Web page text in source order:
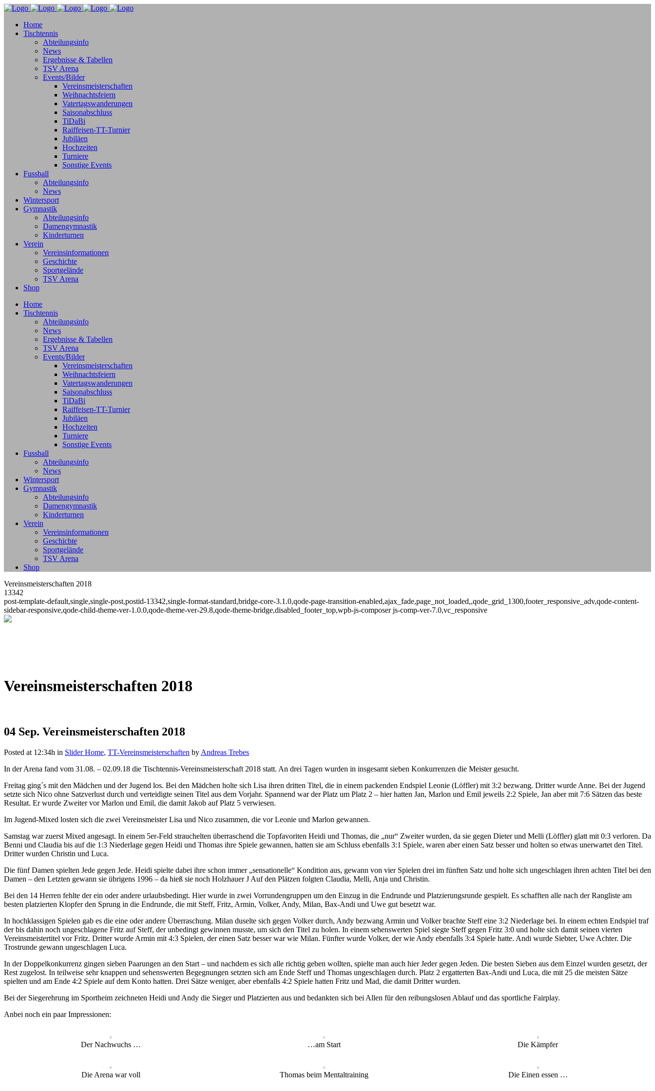
Home
Tischtennis
Abteilungsinfo
News
Ergebnisse & Tabellen
TSV Arena
Events/Bilder
Vereinsmeisterschaften
Weihnachtsfeiern
Vatertagswanderungen
Saisonabschluss
TiDaBi
Raiffeisen-TT-Turnier
Jubiläen
Hochzeiten
Turniere
Sonstige Events
Fussball
Abteilungsinfo
News
Wintersport
Gymnastik
Abteilungsinfo
Damengymnastik
Kinderturnen
Verein
Vereinsinformationen
Geschichte
Sportgelände
TSV Arena
Shop
Home
Tischtennis
Abteilungsinfo
News
Ergebnisse & Tabellen
TSV Arena
Events/Bilder
Vereinsmeisterschaften
Weihnachtsfeiern
Vatertagswanderungen
Saisonabschluss
TiDaBi
Raiffeisen-TT-Turnier
Jubiläen
Hochzeiten
Turniere
Sonstige Events
Fussball
Abteilungsinfo
News
Wintersport
Gymnastik
Abteilungsinfo
Damengymnastik
Kinderturnen
Verein
Vereinsinformationen
Geschichte
Sportgelände
TSV Arena
Shop
Vereinsmeisterschaften 2018
13342
post-template-default,single,single-post,postid-13342,single-format-standard,bridge-core-3.1.0,qode-page-transition-enabled,ajax_fade,page_not_loaded,,qode_grid_1300,footer_responsive_adv,qode-content-
sidebar-responsive,qode-child-theme-ver-1.0.0,qode-theme-ver-29.8,qode-theme-bridge,disabled_footer_top,wpb-js-composer js-comp-ver-7.0,vc_responsive
Vereinsmeisterschaften 2018
04 Sep. Vereinsmeisterschaften 2018
Posted at 12:34h in Slider Home, TT-Vereinsmeisterschaften by Andreas Trebes
In der Arena fand vom 31.08. – 02.09.18 die Tischtennis-Vereinsmeisterschaft 2018 statt. An drei Tagen wurden in insgesamt sieben Konkurrenzen die Meister gesucht.
Freitag ging´s mit den Mädchen und der Jugend los. Bei den Mädchen holte sich Lisa ihren dritten Titel, die in einem packenden Endspiel Leonie (Löffler) mit 3:2 bezwang. Dritter wurde Anne. Bei der Jugend
setzte sich Nico ohne Satzverlust durch und verteidigte seinen Titel aus dem Vorjahr. Spannend war der Platz um Platz 2 – hier hatten Jan, Marlon und Emil jeweils 2:2 Spiele, Jan aber mit 7:6 Sätzen das beste
Resultat. Er wurde Zweiter vor Marlon und Emil, die damit Jakob auf Platz 5 verwiesen.
Im Jugend-Mixed losten sich die zwei Vereinsmeister Lisa und Nico zusammen, die vor Leonie und Marlon gewannen.
Samstag war zuerst Mixed angesagt. In einem 5er-Feld strauchelten überraschend die Topfavoriten Heidi und Thomas, die „nur“ Zweiter wurden, da sie gegen Dieter und Melli (Löffler) glatt mit 0:3 verloren. Da
Benni und Claudia bis auf die 1:3 Niederlage gegen Heidi und Thomas ihre Spiele gewannen, hatten sie am Schluss ebenfalls 3:1 Spiele, waren aber einen Satz besser und holten so etwas unerwartet den Titel.
Dritter wurden Christin und Luca.
Die fünf Damen spielten Jede gegen Jede. Heidi spielte dabei ihre schon immer „sensationelle“ Kondition aus, gewann von vier Spielen drei im fünften Satz und holte sich ungeschlagen ihren achten Titel bei den
Damen – den Letzten gewann sie übrigens 1996 – da hieß sie noch Holzhauer J Auf den Plätzen folgten Claudia, Melli, Anja und Christin.
Bei den 14 Herren fehlte der ein oder andere urlaubsbedingt. Hier wurde in zwei Vorrundengruppen um den Einzug in die Endrunde und Platzierungsrunde gespielt. Es schafften alle nach der Rangliste am
besten platzierten Klopfer den Sprung in die Endrunde, die mit Steff, Fritz, Armin, Volker, Andy, Milan, Bax-Andi und Uwe gut besetzt war.
In hochklassigen Spielen gab es die eine oder andere Überraschung. Milan duselte sich gegen Volker durch, Andy bezwang Armin und Volker brachte Steff eine 3:2 Niederlage bei. In einem echten Endspiel traf
der bis dahin noch ungeschlagene Fritz auf Steff, der unbedingt gewinnen musste, um sich den Titel zu holen. In einem sehenswerten Spiel siegte Steff gegen Fritz 3:0 und holte sich damit seinen vierten
Vereinsmeistertitel vor Fritz. Dritter wurde Armin mit 4:3 Spielen, der einen Satz besser war wie Milan. Fünfter wurde Volker, der wie Andy ebenfalls 3:4 Spiele hatte. Andi wurde Siebter, Uwe Achter. Die
Trostrunde gewann ungeschlagen Luca.
In der Doppelkonkurrenz gingen sieben Paarungen an den Start – und nachdem es sich alle richtig geben wollten, spielte man auch hier Jeder gegen Jeden. Die besten Sieben aus dem Einzel wurden gesetzt, der
Rest zugelost. In teilweise sehr knappen und sehenswerten Begegnungen setzten sich am Ende Steff und Thomas ungeschlagen durch. Platz 2 ergatterten Bax-Andi und Luca, die mit 25 die meisten Sätze
spielten und am Ende 4:2 Spiele auf dem Konto hatten. Drei Sätze weniger, aber ebenfalls 4:2 Spiele hatten Fritz und Mad, die damit Dritter wurden.
Bei der Siegerehrung im Sportheim zeichneten Heidi und Andy die Sieger und Platzierten aus und bedankten sich bei Allen für den reibungslosen Ablauf und das sportliche Fairplay.
Anbei noch ein paar Impressionen:
Der Nachwuchs … …am Start Die Kämpfer
Die Arena war voll Thomas beim Mentaltraining Die Einen essen …